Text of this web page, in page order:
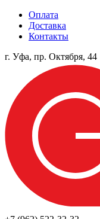
Оплата
Доставка
Контакты
г. Уфа, пр. Октября, 44